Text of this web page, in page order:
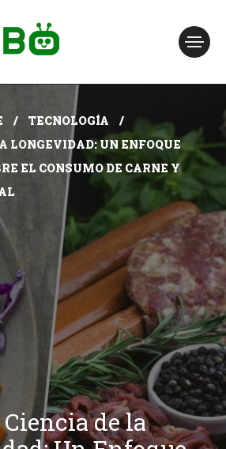
TECNOLOGÍA
LONGEVIDAD: UN ENFOQUE
EL CONSUMO DE CARNE Y
de la